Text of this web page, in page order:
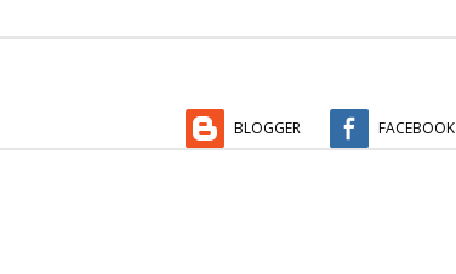
BLOGGER FACEBOOK